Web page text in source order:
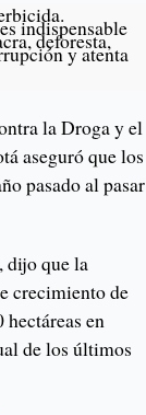
indispensable
deforesta,
y atenta
la Droga y el
aseguró que los
pasado al pasar
dijo que la
crecimiento de
en
de los últimos